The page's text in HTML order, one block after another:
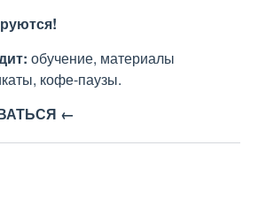
обучение, материалы
кофе-паузы.
←